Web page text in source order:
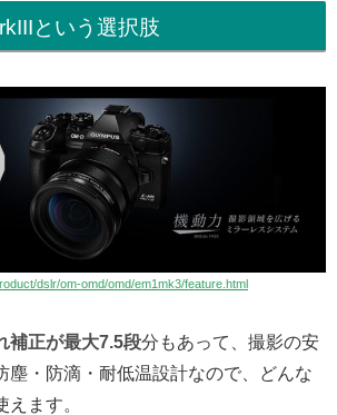
という選択肢
dslr/om-omd/omd/em1mk3/feature.html
補正が最大7.5段分もあって、撮影の安
塵・防滴・耐低温設計なので、どんな
ます。